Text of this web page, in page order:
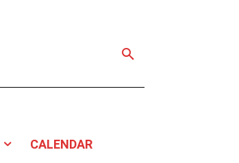
CALENDAR